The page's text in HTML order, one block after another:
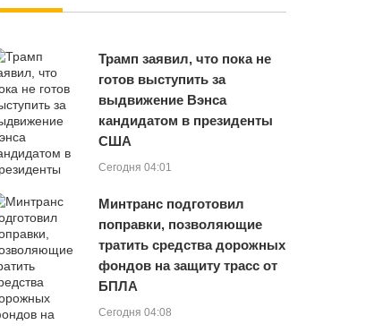
Трамп заявил, что пока не
готов выступить за
выдвижение Вэнса
кандидатом в президенты
США
Сегодня 04:01
Минтранс подготовил
поправки, позволяющие
тратить средства дорожных
фондов на защиту трасс от
БПЛА
Сегодня 04:08